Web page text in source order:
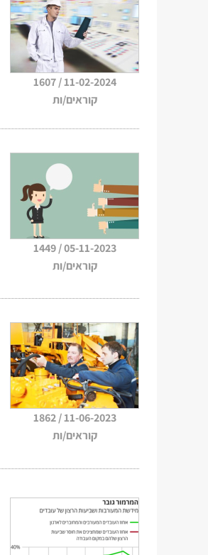
11-02-2024
/
1607
קוראים/ות
05-11-2023
/
1449
קוראים/ות
11-06-2023
/
1862
קוראים/ות